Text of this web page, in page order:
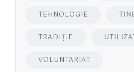
TEHNOLOGIE
TRADIȚIE
VOLUNTARIAT